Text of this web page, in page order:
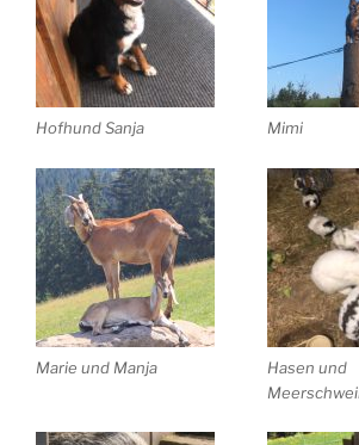
Hofhund Sanja Mimi
Marie und Manja
Hasen und